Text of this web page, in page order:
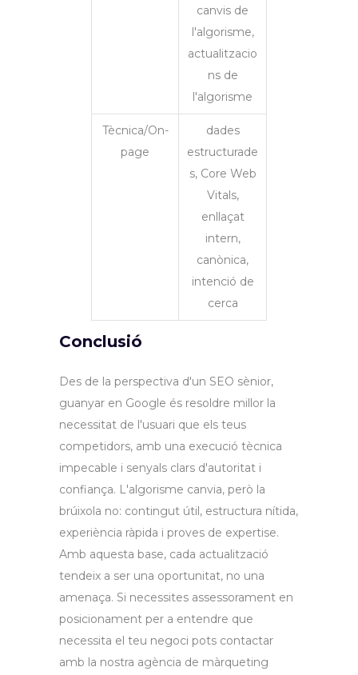
canvis de
l'algorisme,
actualitzacio
ns de
l'algorisme
Tècnica/On-
page
dades
estructurade
s, Core Web
Vitals,
enllaçat
intern,
canònica,
intenció de
cerca
Conclusió
Des de la perspectiva d'un SEO sènior,
guanyar en Google és resoldre millor la
necessitat de l'usuari que els teus
competidors, amb una execució tècnica
impecable i senyals clars d'autoritat i
confiança. L'algorisme canvia, però la
brúixola no: contingut útil, estructura nítida,
experiència ràpida i proves de expertise.
Amb aquesta base, cada actualització
tendeix a ser una oportunitat, no una
amenaça. Si necessites assessorament en
posicionament per a entendre que
necessita el teu negoci pots contactar
amb la nostra agència de màrqueting